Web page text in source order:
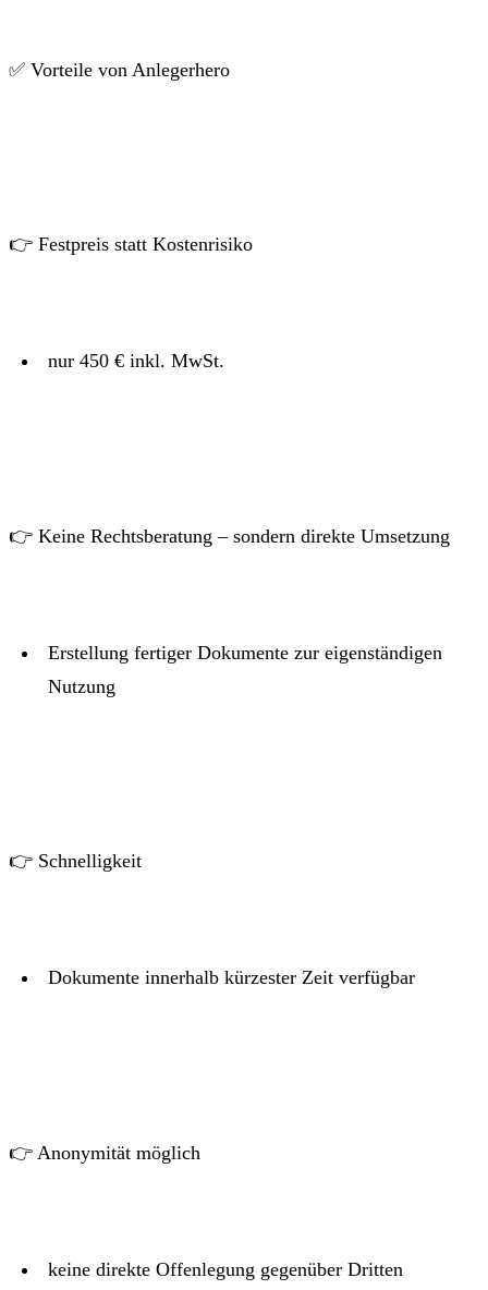
✅ Vorteile von Anlegerhero
👉 Festpreis statt Kostenrisiko
nur 450 € inkl. MwSt.
👉 Keine Rechtsberatung – sondern direkte Umsetzung
Erstellung fertiger Dokumente zur eigenständigen
Nutzung
👉 Schnelligkeit
Dokumente innerhalb kürzester Zeit verfügbar
👉 Anonymität möglich
keine direkte Offenlegung gegenüber Dritten